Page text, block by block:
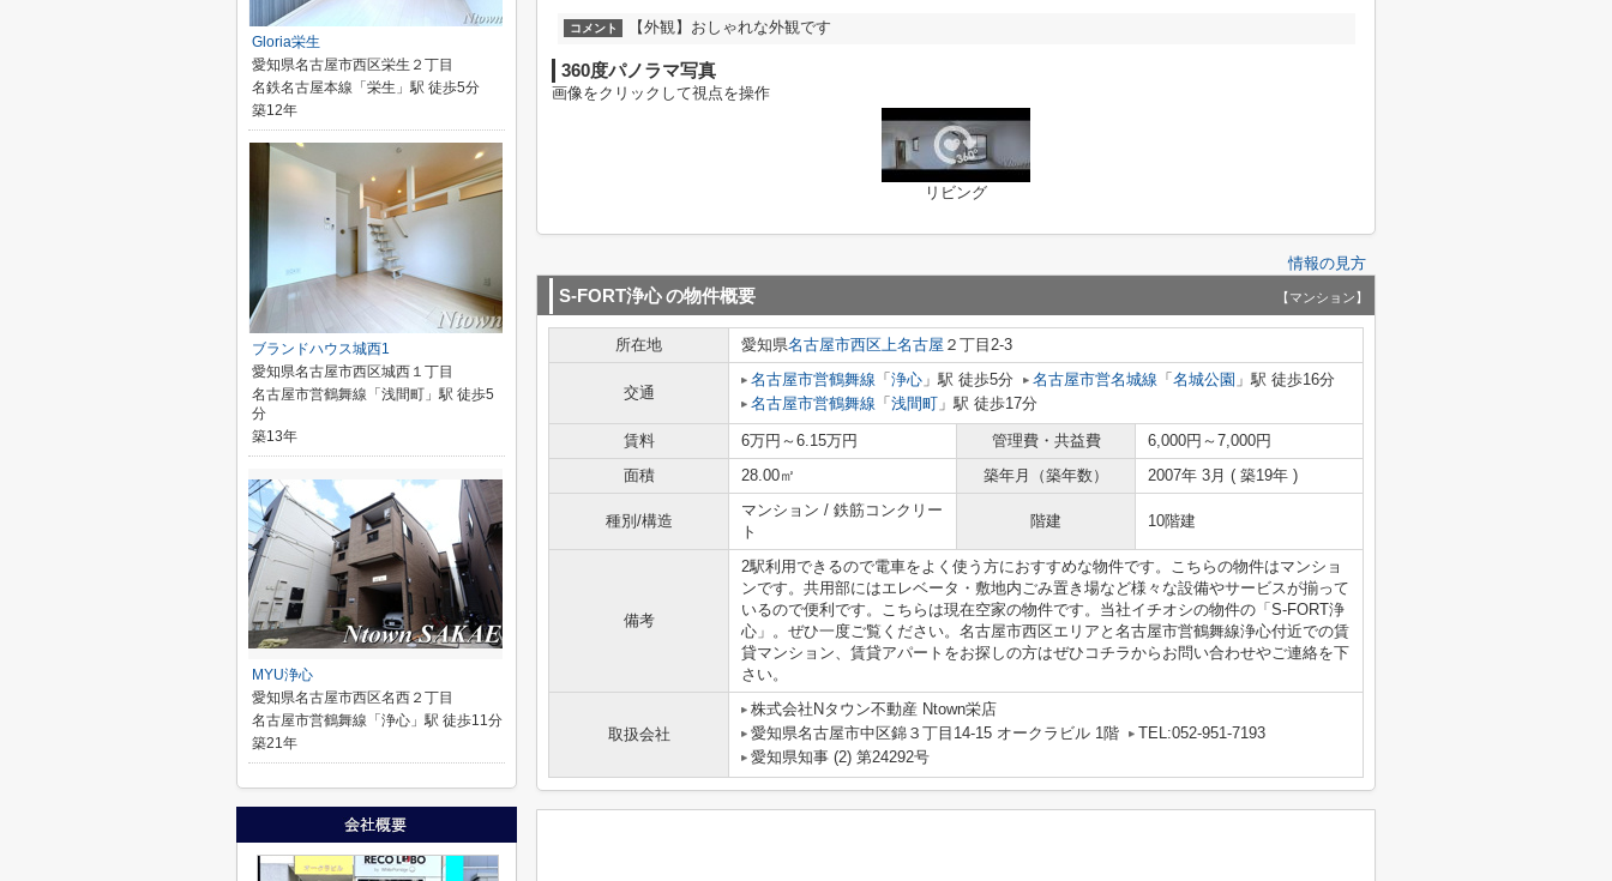
コメント 【外観】おしゃれな外観です
360度パノラマ写真
画像をクリックして視点を操作
リビング
情報の見方
S-FORT浄心の物件概要 【マンション】
所在地 愛知県名古屋市西区上名古屋 ２丁目2-3
交通
名古屋市営鶴舞線 「 浄心 」駅 徒歩5分 名古屋市営名城線 「 名城公園 」駅 徒歩16分
名古屋市営鶴舞線 「 浅間町 」駅 徒歩17分
賃料 6万円～6.15万円 管理費・共益費
6,000円～7,000円
面積
28.00㎡ 築年月（築年数） 2007年 3月 ( 築19年 )
種別/構造
マンション / 鉄筋コンクリー
ト
階建 10階建
備考
2駅利用できるので電車をよく使う方におすすめな物件です。こちらの物件はマンショ
ンです。共用部にはエレベータ・敷地内ごみ置き場など様々な設備やサービスが揃って
いるので便利です。こちらは現在空家の物件です。当社イチオシの物件の「S-FORT浄
心」。ぜひ一度ご覧ください。名古屋市西区エリアと名古屋市営鶴舞線浄心付近での賃
貸マンション、賃貸アパートをお探しの方はぜひコチラからお問い合わせやご連絡を下
さい。
取扱会社
株式会社Nタウン不動産 Ntown栄店
愛知県名古屋市中区錦３丁目14-15 オークラビル 1階
TEL:052-951-7193
愛知県知事 (2) 第24292号
Gloria栄生
愛知県名古屋市西区栄生２丁目
名鉄名古屋本線「栄生」駅 徒歩5分
築12年
ブランドハウス城西1
愛知県名古屋市西区城西１丁目
名古屋市営鶴舞線「浅間町」駅 徒歩5
分
築13年
MYU浄心
愛知県名古屋市西区名西２丁目
名古屋市営鶴舞線「浄心」駅 徒歩11分
築21年